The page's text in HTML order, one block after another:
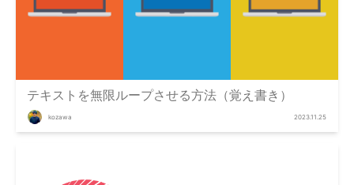
テキストを無限ループさせる方法（覚え書き）
kozawa 2023.11.25